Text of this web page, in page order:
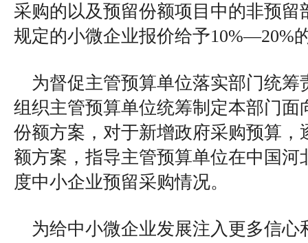
采购的以及预留份额项目中的非预留
规定的小微企业报价给予10%—20%
为督促主管预算单位落实部门统筹
组织主管预算单位统筹制定本部门面
份额方案，对于新增政府采购预算，
额方案，指导主管预算单位在中国河
度中小企业预留采购情况。
为给中小微企业发展注入更多信心